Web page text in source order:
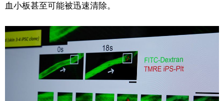
血小板甚至可能被迅速清除。